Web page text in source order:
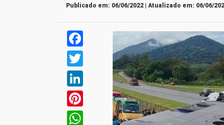
Publicado em: 06/06/2022 | Atualizado em: 06/06/
Facebook
LinkedIn
Pinterest
WhatsApp